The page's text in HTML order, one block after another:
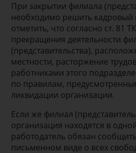
При закрытии филиала
необходимо решить кадровый
отметить, что согласно ст. 81
прекращения деятельности
(представительства),
местности, расторжение
работниками этого
по правилам,
ликвидации организации.
Если же филиал
организация находятся в
работодатель обязан
письменном виде о всех